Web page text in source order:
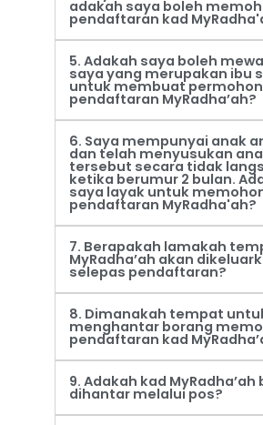
adakah saya boleh
pendaftaran kad
5. Adakah saya boleh
saya yang merupakan ibu
untuk membuat
pendaftaran MyRadha’ah?
6. Saya mempunyai anak
dan telah menyusukan
tersebut secara tidak
ketika berumur 2 bulan.
saya layak untuk
pendaftaran MyRadha'ah?
7. Berapakah lamakah
MyRadha’ah akan
selepas pendaftaran?
8. Dimanakah tempat
menghantar borang
pendaftaran kad
9. Adakah kad MyRadha’ah
dihantar melalui pos?